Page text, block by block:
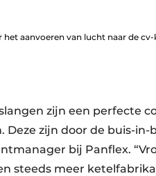
aanvoeren van lucht naar de cv-
zijn een perfecte
Deze zijn door de buis-
bij Panflex.
steeds meer